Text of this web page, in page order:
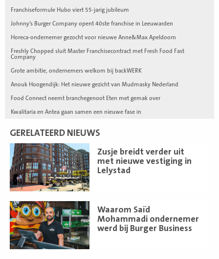
Franchiseformule Hubo viert 55-jarig jubileum
Johnny’s Burger Company opent 40ste franchise in Leeuwarden
Horeca-ondernemer gezocht voor nieuwe Anne&Max Apeldoorn
Freshly Chopped sluit Master Franchisecontract met Fresh Food Fast
Company
Grote ambitie, ondernemers welkom bij backWERK
Anouk Hoogendijk: Het nieuwe gezicht van Mudmasky Nederland
Food Connect neemt branchegenoot Eten met gemak over
Kwalitaria en Antea gaan samen een nieuwe fase in
GERELATEERD NIEUWS
Zusje breidt verder uit
met nieuwe vestiging in
Lelystad
Lees
meer
Waarom Saïd
Mohammadi ondernemer
werd bij Burger Business
Lees
meer